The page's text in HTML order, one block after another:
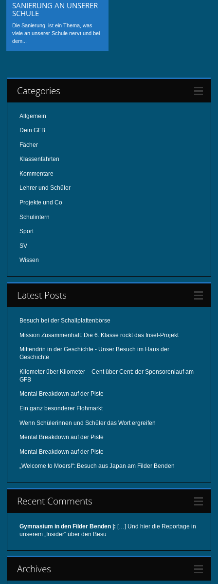
SANIERUNG AN UNSERER
SCHULE
Die Sanierung ist ein Thema, was
viele an unserer Schule nervt und bei
dem...
Categories
Allgemein
Dein GFB
Fächer
Klassenfahrten
Kommentare
Lehrer und Schüler
Projekte und Co
Schulintern
Sport
SV
Wissen
Latest Posts
Besuch bei der Schallplattenbörse
Mission Zusammenhalt: Die 6. Klasse rockt das Insel-Projekt
Mittendrin in der Geschichte - Unser Besuch im Haus der
Geschichte
Kilometer über Kilometer – Cent über Cent: der Sponsorenlauf am
GFB
Mental Breakdown auf der Piste
Ein ganz besonderer Flohmarkt
Wenn Schülerinnen und Schüler das Wort ergreifen
Mental Breakdown auf der Piste
Mental Breakdown auf der Piste
„Welcome to Moers!“: Besuch aus Japan am Filder Benden
Recent Comments
Gymnasium in den Filder Benden |: […] Und hier die Reportage in
unserem „Insider“ über den Besu
Archives